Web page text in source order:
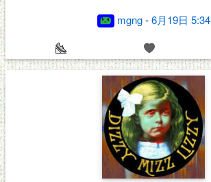
mgng-6月19日 5:34